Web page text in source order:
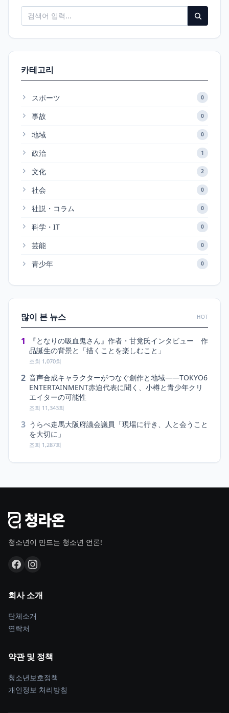
카테고리
スポーツ 0
事故 0
地域 0
政治 1
文化 2
社会 0
社説・コラム 0
科学・IT 0
芸能 0
青少年 0
많이 본 뉴스 HOT
1
『となりの吸血鬼さん』作者・甘党氏インタビュー 作
品誕生の背景と「描くことを楽しむこと」
조회 1,070회
2 音声合成キャラクターがつなぐ創作と地域――TOKYO6
ENTERTAINMENT赤迫代表に聞く、小樽と青少年クリ
エイターの可能性
조회 11,343회
3 うらべ走馬大阪府議会議員「現場に行き、人と会うこと
を大切に」
조회 1,287회
청소년이 만드는 청소년 언론!
회사 소개
단체소개
연락처
약관 및 정책
청소년보호정책
개인정보 처리방침